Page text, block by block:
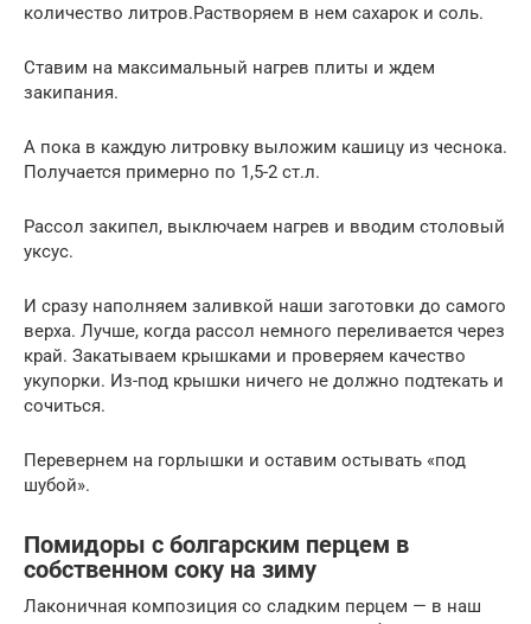
количество литров.Растворяем в нем сахарок и соль.
Ставим на максимальный нагрев плиты и ждем
закипания.
А пока в каждую литровку выложим кашицу из чеснока.
Получается примерно по 1,5-2 ст.л.
Рассол закипел, выключаем нагрев и вводим столовый
уксус.
И сразу наполняем заливкой наши заготовки до самого
верха. Лучше, когда рассол немного переливается через
край. Закатываем крышками и проверяем качество
укупорки. Из-под крышки ничего не должно подтекать и
сочиться.
Перевернем на горлышки и оставим остывать «под
шубой».
Помидоры с болгарским перцем в
собственном соку на зиму
Лаконичная композиция со сладким перцем — в наш